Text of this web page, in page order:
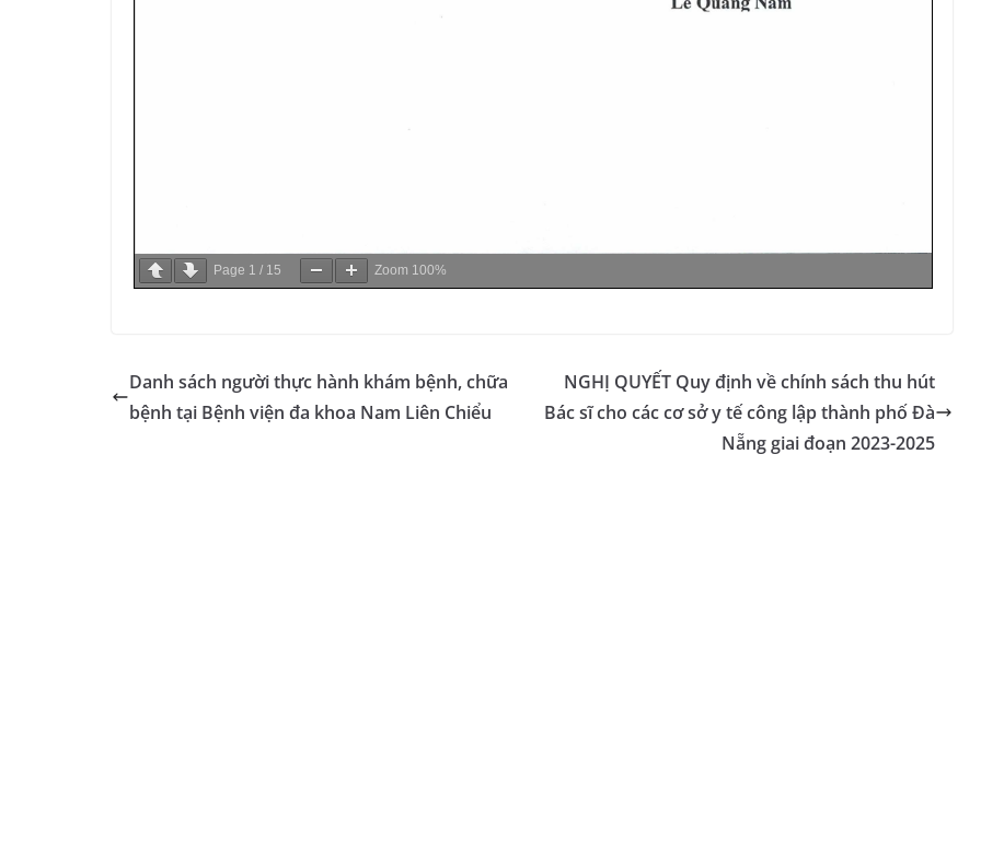
Page 1 / 15 Zoom 100%
Danh sách người thực hành khám bệnh, chữa
bệnh tại Bệnh viện đa khoa Nam Liên Chiểu
NGHỊ QUYẾT Quy định về chính sách thu hút
Bác sĩ cho các cơ sở y tế công lập thành phố Đà
Nẵng giai đoạn 2023-2025